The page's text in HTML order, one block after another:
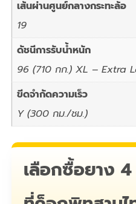
เส้นผ่านศูนย์กลางกระทะล้อ
19
ดัชนีการรับน้ำหนัก
96 (710 กก.) XL – Extra
ขีดจำกัดความเร็ว
Y (300 กม./ชม.)
เลือกซื้อยาง 4